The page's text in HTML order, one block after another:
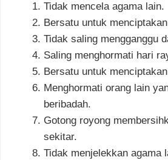
Tidak mencela agama lain.
Bersatu untuk
Tidak saling mengganggu
Saling menghormati hari
Bersatu untuk
Menghormati orang lain
beribadah.
Gotong royong
sekitar.
Tidak menjelekkan agama